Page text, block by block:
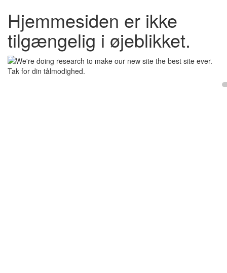
Hjemmesiden er ikke
tilgængelig i øjeblikket.
Tak for din tålmodighed.